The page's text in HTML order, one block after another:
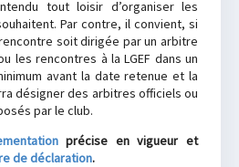
tout loisir d’organiser les
Par contre, il convient, si
soit dirigée par un arbitre
les rencontres à la LGEF dans un
avant la date retenue et la
désigner des arbitres officiels ou
par le club.
précise en vigueur et
de déclaration.